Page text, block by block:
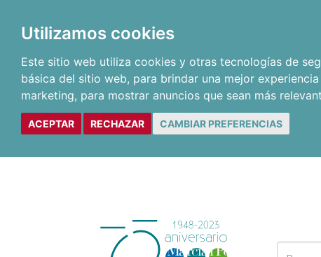
Utilizamos cookies
Este sitio web utiliza cookies y otras tecnologías de
básica del sitio web, para brindar una mejor
marketing, para mostrar anuncios que sean más
ACEPTAR RECHAZAR CAMBIAR PREFERENCIAS